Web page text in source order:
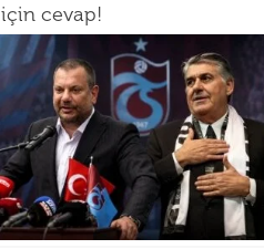
için cevap!